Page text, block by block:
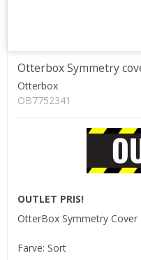
Otterbox Symmetry
Otterbox
OB7752341
OUTLET PRIS!
OtterBox Symmetry Cover
Farve: Sort